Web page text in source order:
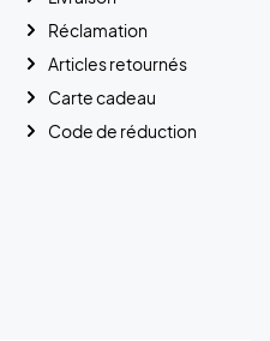
Réclamation
Articles retournés
Carte cadeau
Code de réduction